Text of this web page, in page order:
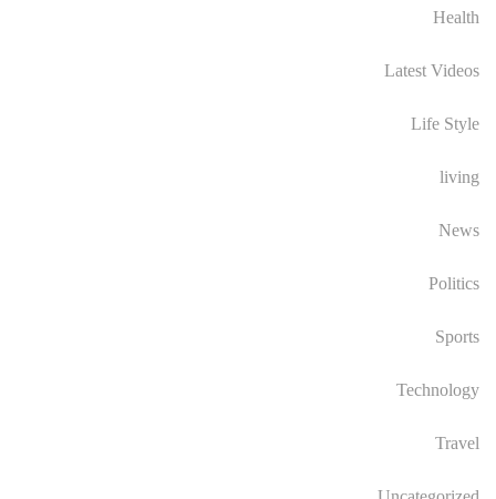
Health
Latest Videos
Life Style
living
News
Politics
Sports
Technology
Travel